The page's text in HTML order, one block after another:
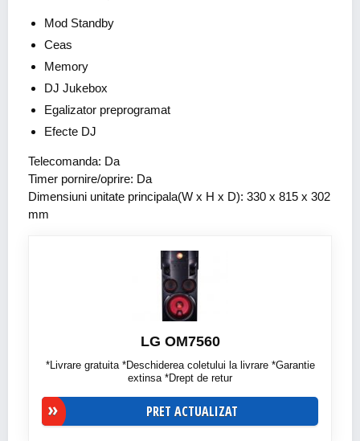
Mod Standby
Ceas
Memory
DJ Jukebox
Egalizator preprogramat
Efecte DJ
Telecomanda: Da
Timer pornire/oprire: Da
Dimensiuni unitate principala(W x H x D): 330 x 815 x 302
mm
LG OM7560
*Livrare gratuita *Deschiderea coletului la livrare *Garantie
extinsa *Drept de retur
PRET ACTUALIZAT